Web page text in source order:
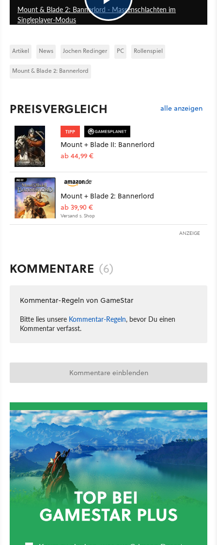
Mount & Blade 2: Bannerlord - Massenschlachten im
Singleplayer-Modus
Artikel News Jochen Redinger PC Rollenspiel
Mount & Blade 2: Bannerlord
PREISVERGLEICH alle anzeigen
TIPP
Mount + Blade II: Bannerlord
ab 44,99 €
Mount + Blade 2: Bannerlord
ab 39,90 €
Versand s. Shop
ANZEIGE
KOMMENTARE (6)
Kommentar-Regeln von GameStar
Bitte lies unsere Kommentar-Regeln, bevor Du einen
Kommentar verfasst.
Kommentare einblenden